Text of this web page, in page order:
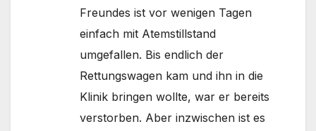
Freundes ist vor wenigen Tagen
einfach mit Atemstillstand
umgefallen. Bis endlich der
Rettungswagen kam und ihn in die
Klinik bringen wollte, war er bereits
verstorben. Aber inzwischen ist es